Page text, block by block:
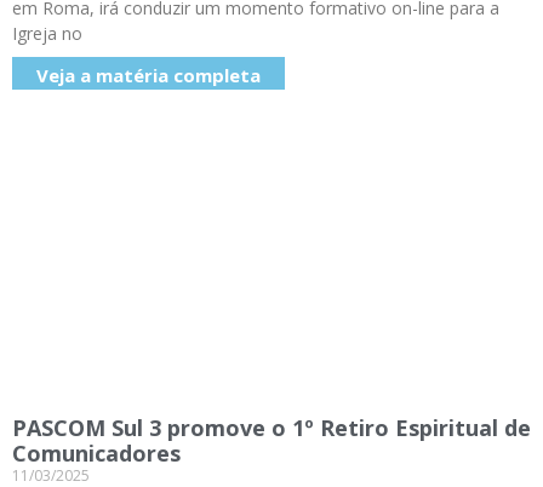
em Roma, irá conduzir um momento formativo on-line para a
Igreja no
Veja a matéria completa
PASCOM Sul 3 promove o 1º Retiro Espiritual de
Comunicadores
11/03/2025